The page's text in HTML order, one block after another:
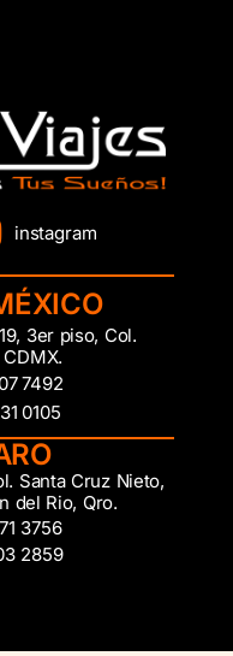
instagram
3er piso, Col.
7492
0105
Santa Cruz Nieto,
del Rio, Qro.
3756
2859